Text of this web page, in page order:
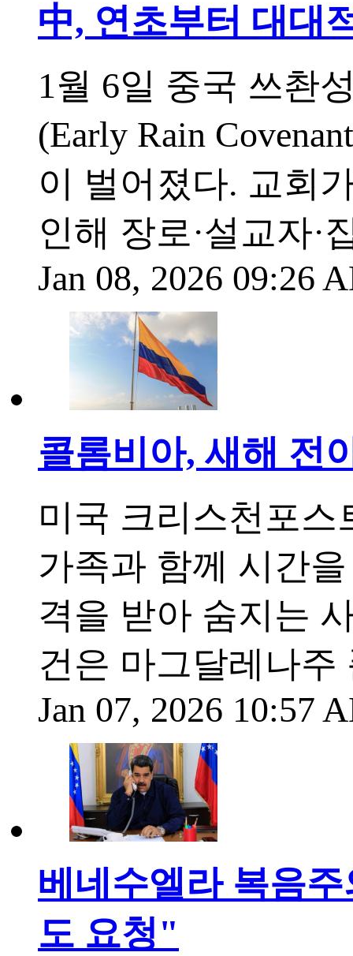
中, 연초부터 대대
1월 6일 중국 쓰촨
(Early Rain
이 벌어졌다. 교회
인해 장로·설교자
Jan 08, 2026 09:26
콜롬비아, 새해 전
미국 크리스천포스
가족과 함께 시간
격을 받아 숨지는
건은 마그달레나
Jan 07, 2026 10:57
베네수엘라 복음
도 요청"